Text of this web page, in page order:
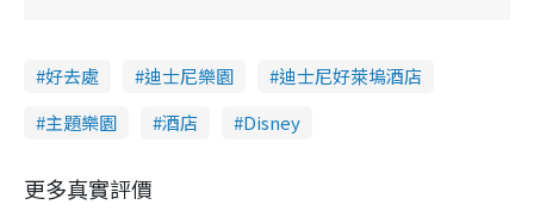
好去處 迪士尼樂園
迪士尼好萊塢酒店
主題樂園
酒店 Disney
更多真實評價